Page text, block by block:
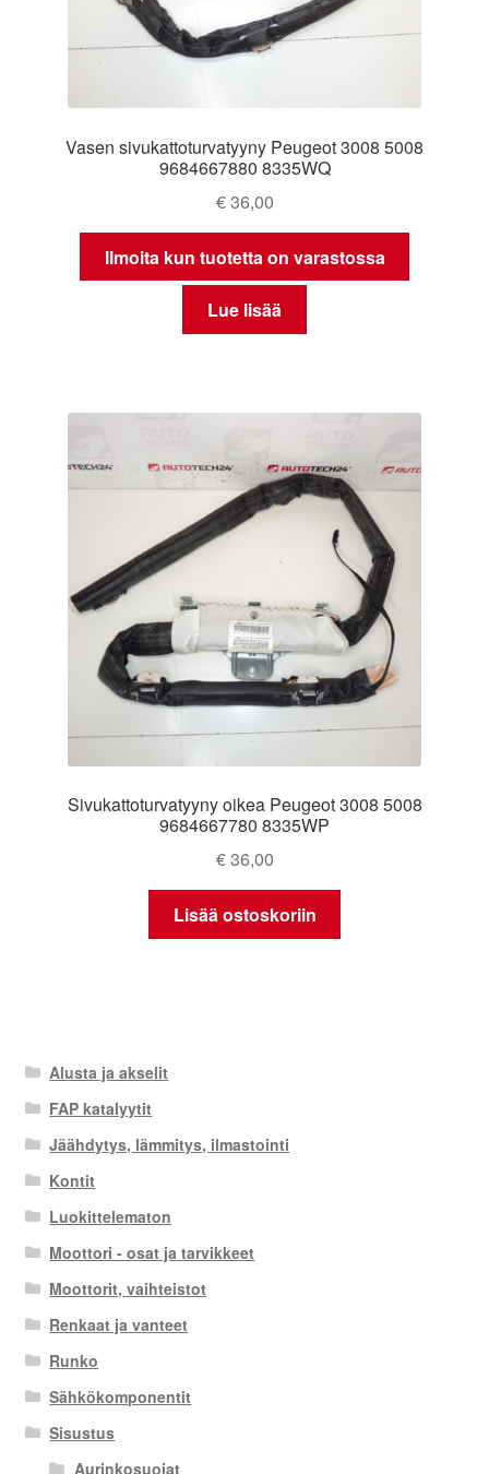
Vasen sivukattoturvatyyny Peugeot 3008 5008
9684667880 8335WQ
€36,00
Ilmoita kun tuotetta on varastossa
Lue lisää
Sivukattoturvatyyny oikea Peugeot 3008 5008
9684667780 8335WP
€36,00
Lisää ostoskoriin
Alusta ja akselit
FAP katalyytit
Jäähdytys, lämmitys, ilmastointi
Kontit
Luokittelematon
Moottori - osat ja tarvikkeet
Moottorit, vaihteistot
Renkaat ja vanteet
Runko
Sähkökomponentit
Sisustus
Aurinkosuojat